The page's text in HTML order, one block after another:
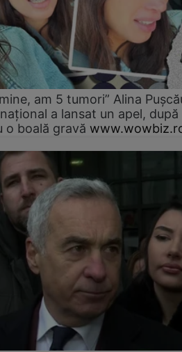
am 5 tumori” Alina
a lansat un apel, după
o boală gravă